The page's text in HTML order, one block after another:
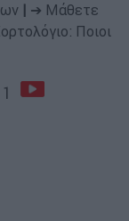
➔ Μάθετε
Ποιοι